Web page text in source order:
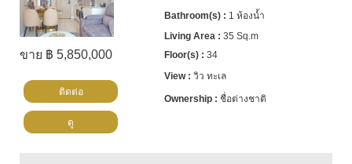
ขาย ฿ 5,850,000
1 ห้องน้ำ
35 Sq.m
34
วิว ทะเล
ชื่อต่างชาติ
ติดต่อ
ดู